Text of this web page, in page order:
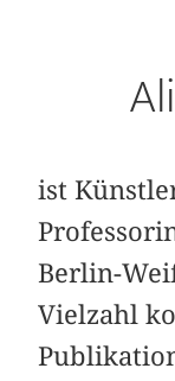
ist
Berlin-
Vielzahl